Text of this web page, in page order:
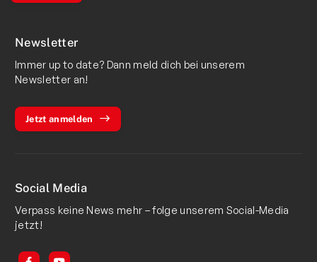
Newsletter
Immer up to date? Dann meld dich bei unserem
Newsletter an!
Jetzt anmelden
Social Media
Verpass keine News mehr – folge unserem Social-Media
jetzt!